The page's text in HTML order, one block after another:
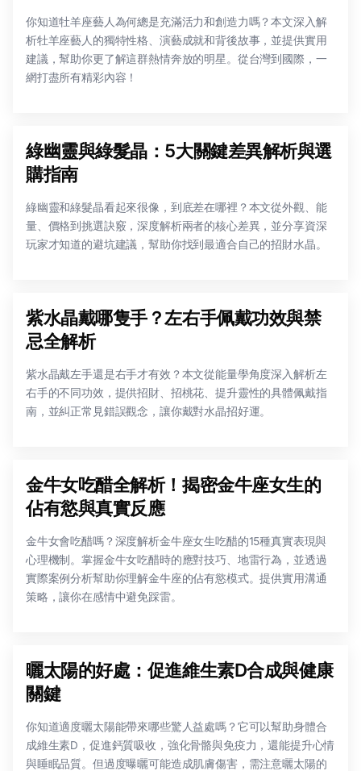
你知道牡羊座藝人為何總是充滿活力和創造力嗎？本文深入解
析牡羊座藝人的獨特性格、演藝成就和背後故事，並提供實用
建議，幫助你更了解這群熱情奔放的明星。從台灣到國際，一
網打盡所有精彩內容！
綠幽靈與綠髮晶：5大關鍵差異解析與選
購指南
綠幽靈和綠髮晶看起來很像，到底差在哪裡？本文從外觀、能
量、價格到挑選訣竅，深度解析兩者的核心差異，並分享資深
玩家才知道的避坑建議，幫助你找到最適合自己的招財水晶。
紫水晶戴哪隻手？左右手佩戴功效與禁
忌全解析
紫水晶戴左手還是右手才有效？本文從能量學角度深入解析左
右手的不同功效，提供招財、招桃花、提升靈性的具體佩戴指
南，並糾正常見錯誤觀念，讓你戴對水晶招好運。
金牛女吃醋全解析！揭密金牛座女生的
佔有慾與真實反應
金牛女會吃醋嗎？深度解析金牛座女生吃醋的15種真實表現與
心理機制。掌握金牛女吃醋時的應對技巧、地雷行為，並透過
實際案例分析幫助你理解金牛座的佔有慾模式。提供實用溝通
策略，讓你在感情中避免踩雷。
曬太陽的好處：促進維生素D合成與健康
關鍵
你知道適度曬太陽能帶來哪些驚人益處嗎？它可以幫助身體合
成維生素D，促進鈣質吸收，強化骨骼與免疫力，還能提升心情
與睡眠品質。但過度曝曬可能造成肌膚傷害，需注意曬太陽的